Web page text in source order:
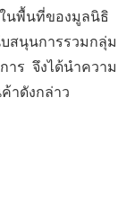
นพื้นที่ของมูลนิธิ
นุนการรวมกลุ่ม
าร จึงได้นำความ
าดังกล่าว